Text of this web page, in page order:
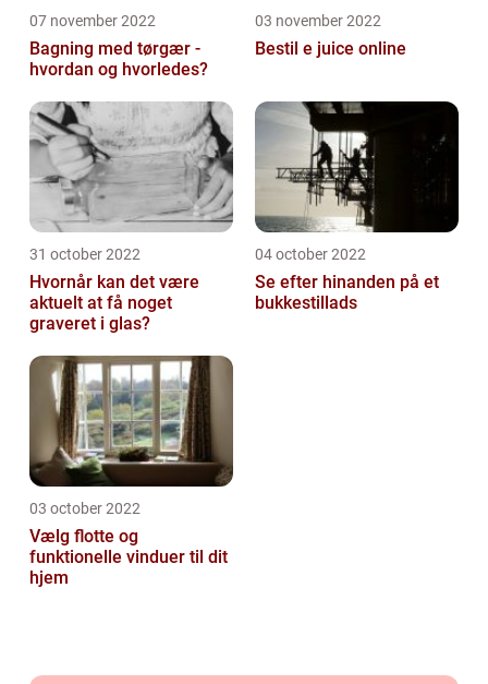
07 november 2022
Bagning med tørgær -
hvordan og hvorledes?
03 november 2022
Bestil e juice online
31 october 2022
Hvornår kan det være
aktuelt at få noget
graveret i glas?
04 october 2022
Se efter hinanden på et
bukkestillads
03 october 2022
Vælg flotte og
funktionelle vinduer til dit
hjem